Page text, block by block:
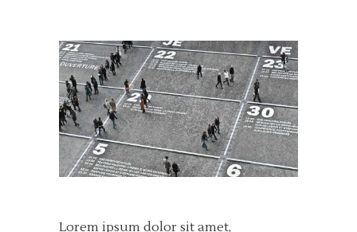
Lorem ipsum dolor sit amet,